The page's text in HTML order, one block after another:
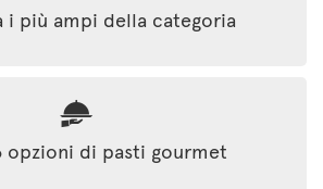
i più ampi della categoria
opzioni di pasti gourmet